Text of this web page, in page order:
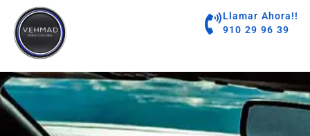
contenido
Llamar Ahora!!
910 29 96 39